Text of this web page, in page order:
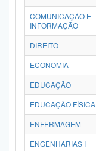
COMUNICAÇÃO E
INFORMAÇÃO
DIREITO
ECONOMIA
EDUCAÇÃO
EDUCAÇÃO FÍSICA
ENFERMAGEM
ENGENHARIAS I